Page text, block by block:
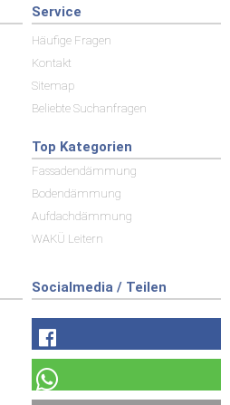
Service
Häufige Fragen
Kontakt
Sitemap
Beliebte Suchanfragen
Top Kategorien
Fassadendämmung
Bodendämmung
Aufdachdämmung
WAKÜ Leitern
Socialmedia / Teilen